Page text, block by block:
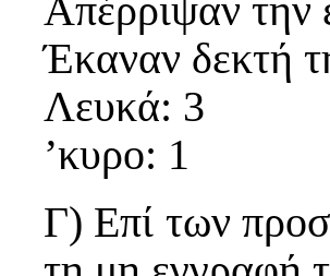
Απέρριψαν την
Έκαναν δεκτή
Λευκά: 3
’κυρο: 1
Γ) Επί των